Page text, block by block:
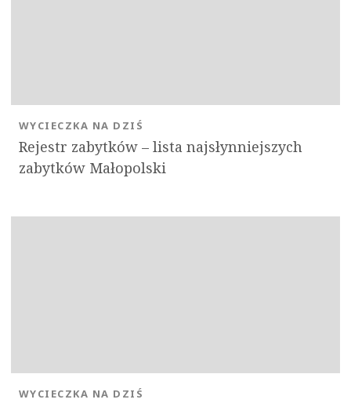
Rejestr zabytków – lista najsłynniejszych
zabytków Małopolski
WYCIECZKA NA DZIŚ
WYCIECZKA NA DZIŚ